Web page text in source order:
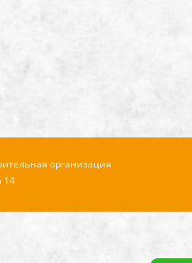
организация
14